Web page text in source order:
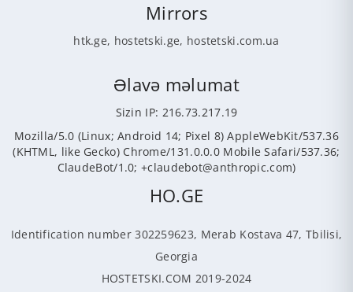
Mirrors
htk.ge, hostetski.ge, hostetski.com.ua
Əlavə məlumat
Sizin IP: 216.73.217.19
Mozilla/5.0 (Linux; Android 14; Pixel 8) AppleWebKit/537.36
(KHTML, like Gecko) Chrome/131.0.0.0 Mobile Safari/537.36;
ClaudeBot/1.0; +claudebot@anthropic.com)
HO.GE
Identification number 302259623, Merab Kostava 47, Tbilisi,
Georgia
HOSTETSKI.COM 2019-2024